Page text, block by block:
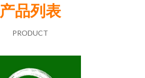
产品列表
PRODUCT